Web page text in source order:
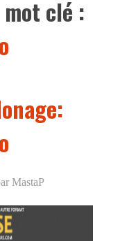
clé :
MastaP